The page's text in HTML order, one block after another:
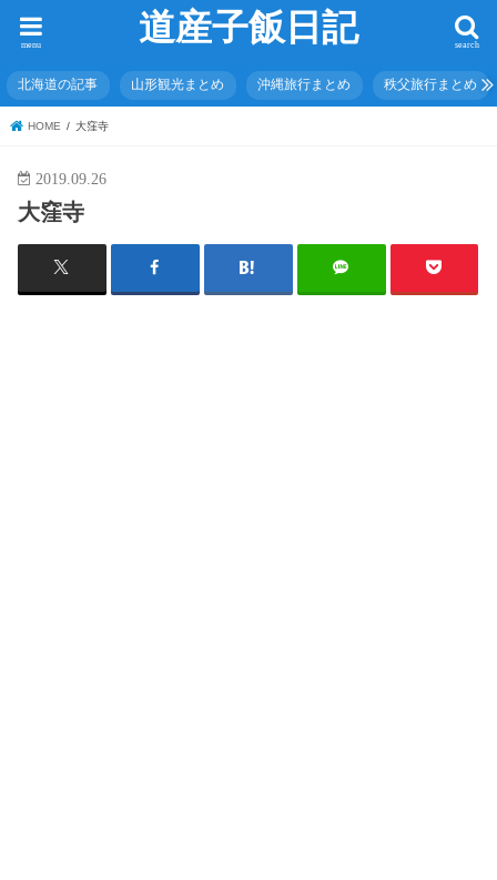
道産子飯日記 search
menu
北海道の記事 山形観光まとめ 沖縄旅行まとめ 秩父旅行まとめ
HOME 大窪寺
2019.09.26
大窪寺